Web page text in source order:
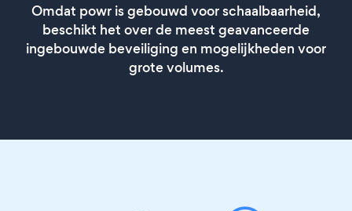
Omdat powr is gebouwd voor schaalbaarheid,
beschikt het over de meest geavanceerde
ingebouwde beveiliging en mogelijkheden voor
grote volumes.